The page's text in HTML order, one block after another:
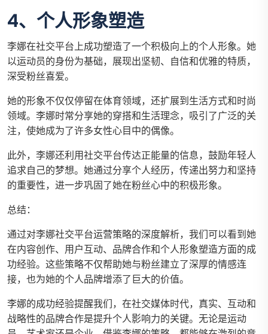
4、个人形象塑造
李娜在社交平台上成功塑造了一个积极向上的个人形象。她
以运动员的身份为基础，展现出坚韧、自信和优雅的特质，
深受粉丝喜爱。
她的形象不仅仅停留在体育领域，还扩展到生活方式和时尚
领域。李娜时常分享她的穿搭和生活理念，吸引了广泛的关
注，使她成为了许多女性心目中的偶像。
此外，李娜还利用社交平台传达正能量的信息，鼓励年轻人
追求自己的梦想。她通过分享个人经历，传递出努力和坚持
的重要性，进一步巩固了她在粉丝心中的积极形象。
总结：
通过对李娜社交平台运营策略的深度解析，我们可以看到她
在内容创作、用户互动、品牌合作和个人形象塑造方面的成
功经验。这些策略不仅帮助她与粉丝建立了深厚的情感连
接，也为她的个人品牌增添了巨大的价值。
李娜的成功经验提醒我们，在社交媒体时代，真实、互动和
战略性的品牌合作是提升个人影响力的关键。无论是运动